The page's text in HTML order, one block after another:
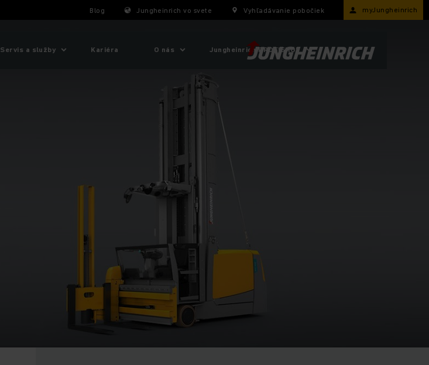
Blog Jungheinrich vo svete Vyhľadávanie pobočiek myJungheinrich
Servis a služby Kariéra O nás Jungheinrich PROFISHOP